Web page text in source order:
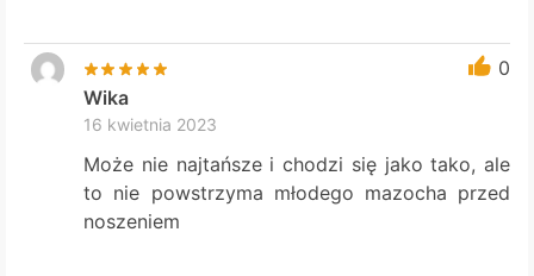
0
Wika
16 kwietnia 2023
Może nie najtańsze i chodzi się jako tako, ale
to nie powstrzyma młodego mazocha przed
noszeniem